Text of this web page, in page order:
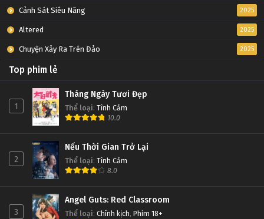
Cảnh Sát Siêu Năng 2025
Altered 2025
Chuyện Xảy Ra Trên Đảo 2025
Top phim lẻ
1
Tháng Ngày Tươi Đẹp
Thể loại: Tình Cảm
10.0
2
Nếu Thời Gian Trở Lại
Thể loại: Tình Cảm
8.0
3
Angel Guts: Red Classroom
Thể loại: Chính kịch, Phim 18+